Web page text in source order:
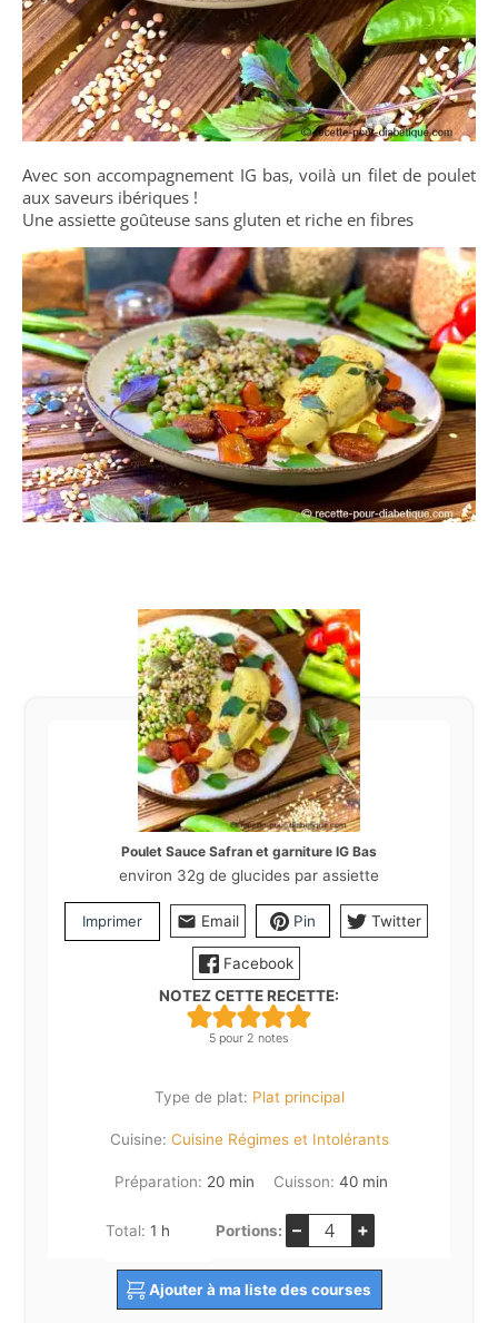
Avec son accompagnement IG bas, voilà un filet de poulet
aux saveurs ibériques !
Une assiette goûteuse sans gluten et riche en fibres
Poulet Sauce Safran et garniture IG Bas
environ 32g de glucides par assiette
Imprimer Email Pin Twitter
Facebook
NOTEZ CETTE RECETTE:
5 pour 2 notes
Type de plat: Plat principal
Cuisine: Cuisine Régimes et Intolérants
Préparation: 20minutes
min Cuisson: 40minutes
min
Total:1 heure
h Portions: – +
Ajouter à ma liste des courses